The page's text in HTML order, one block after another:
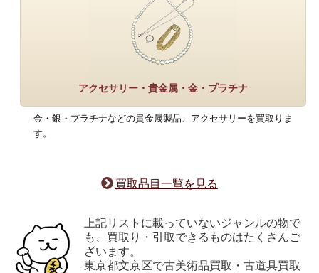
アクセサリー・貴金属・金・プラチナ
金・銀・プラチナなどの貴金属製品、アクセサリーを買取りま
す。
買取品目一覧を見る
上記リストに載っていないジャンルの物で
も、買取り・引取できるものはたくさんご
ざいます。
東京都文京区で古美術品買取・古道具買取